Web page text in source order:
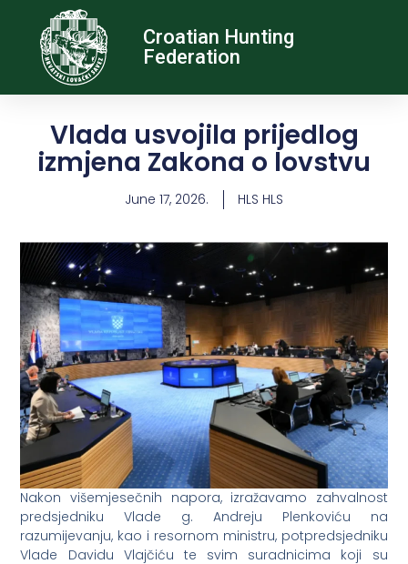
Croatian Hunting
Federation
Vlada usvojila prijedlog
izmjena Zakona o lovstvu
June 17, 2026. HLS HLS
Nakon višemjesečnih napora, izražavamo zahvalnost
predsjedniku Vlade g. Andreju Plenkoviću na
razumijevanju, kao i resornom ministru, potpredsjedniku
Vlade Davidu Vlajčiću te svim suradnicima koji su